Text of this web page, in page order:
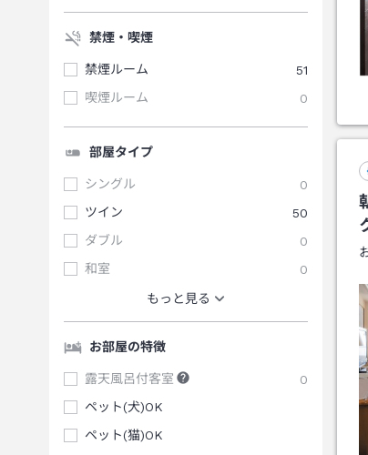
禁煙・喫煙
禁煙ルーム
51
喫煙ルーム
0
部屋タイプ
シングル
0
ツイン
50
ダブル
0
和室
0
もっと見る
お部屋の特徴
露天風呂付客室
0
ペット(犬)OK
ペット(猫)OK